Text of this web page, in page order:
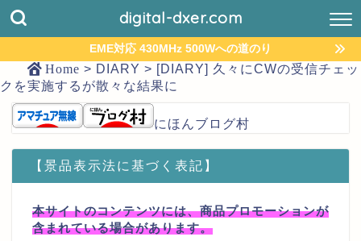
digital-dxer.com
EME対応 430MHz 500Wへの道のり
Home > DIARY > [DIARY] 久々にCWの受信チェッ
クを実施するが散々な結果に
にほんブログ村
【景品表示法に基づく表記】
本サイトのコンテンツには、商品プロモーションが
含まれている場合があります。